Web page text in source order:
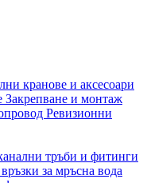
кранове и аксесоари
Закрепване и монтаж
Ревизионни
тръби и фитинги
за мръсна вода